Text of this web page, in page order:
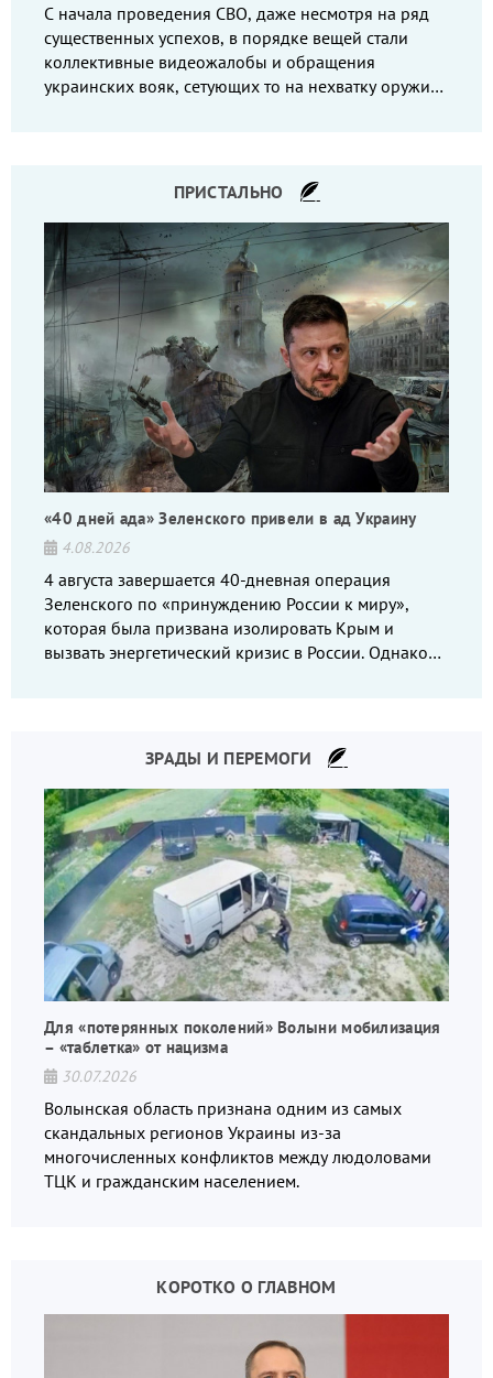
С начала проведения СВО, даже несмотря на ряд
существенных успехов, в порядке вещей стали
коллективные видеожалобы и обращения
украинских вояк, сетующих то на нехватку оружия,
ПРИСТАЛЬНО
«40 дней ада» Зеленского привели в ад Украину
4.08.2026
4 августа завершается 40-дневная операция
Зеленского по «принуждению России к миру»,
которая была призвана изолировать Крым и
вызвать энергетический кризис в России. Однако
ЗРАДЫ И ПЕРЕМОГИ
Для «потерянных поколений» Волыни мобилизация
– «таблетка» от нацизма
30.07.2026
Волынская область признана одним из самых
скандальных регионов Украины из-за
многочисленных конфликтов между людоловами
ТЦК и гражданским населением.
КОРОТКО О ГЛАВНОМ